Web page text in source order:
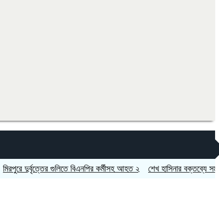
দুর্বৃত্তের গুলিতে বিএনপির কর্মীসহ আহত ২ শেখ হাসিনার বক্তব্যে সমর্থন